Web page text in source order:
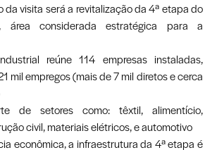
da visita será a revitalização da 4ª etapa do
área considerada estratégica para a
reúne 114 empresas instaladas,
mil empregos (mais de 7 mil diretos e cerca
de setores como: têxtil, alimentício,
civil, materiais elétricos, e automotivo
econômica, a infraestrutura da 4ª etapa é